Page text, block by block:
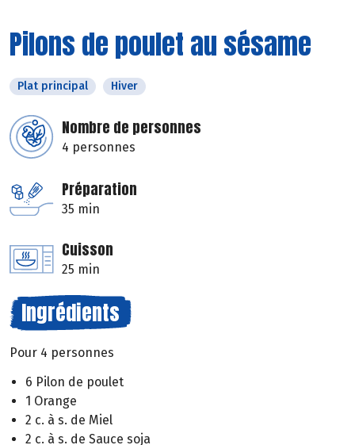
Pilons de poulet au sésame
Plat principal Hiver
Nombre de personnes
4 personnes
Préparation
35 min
Cuisson
25 min
Ingrédients
Pour 4 personnes
6 Pilon de poulet
1 Orange
2 c. à s. de Miel
2 c. à s. de Sauce soja